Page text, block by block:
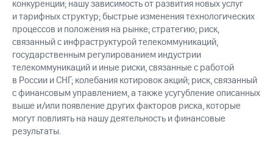
конкуренции; нашу зависимость от развития новых услуг
и тарифных структур; быстрые изменения технологических
процессов и положения на рынке; стратегию; риск,
связанный с инфраструктурой телекоммуникаций,
государственным регулированием индустрии
телекоммуникаций и иные риски, связанные с работой
в России и СНГ; колебания котировок акций; риск, связанный
с финансовым управлением, а также усугубление описанных
выше и/или появление других факторов риска, которые
могут повлиять на нашу деятельность и финансовые
результаты.